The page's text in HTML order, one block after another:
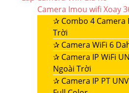
Camera Imou wifi Xoay
✰ Combo 4 Camera
Trời
✰ Camera WiFi 6
✰ Camera IP WiFi
Ngoài Trời
✰ Camera IP PT